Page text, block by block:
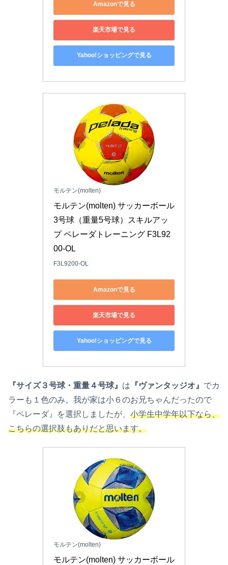
Amazonで見る
楽天市場で見る
Yahoo!ショッピングで見る
モルテン(molten)
モルテン(molten) サッカーボール
3号球（重量5号球）スキルアッ
プ ペレーダトレーニング F3L92
00-OL
F3L9200-OL
Amazonで見る
楽天市場で見る
Yahoo!ショッピングで見る
『サイズ３号球・重量４号球』 は 『ヴァンタッジオ』 でカ
ラーも１色のみ。我が家は小６のお兄ちゃんだったので
『ペレーダ』を選択しましたが、 小学生中学年以下なら、
こちらの選択肢もありだと思います。
モルテン(molten)
モルテン(molten) サッカーボール